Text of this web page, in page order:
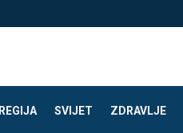
REGIJA SVIJET ZDRAVLJE